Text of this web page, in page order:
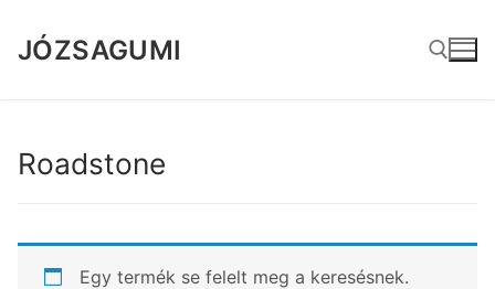
tartalomra
JÓZSAGUMI
Roadstone
Egy termék se felelt meg a keresésnek.